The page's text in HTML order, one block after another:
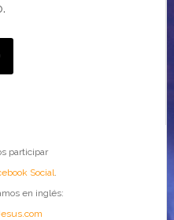
participar
Social.
en inglés: